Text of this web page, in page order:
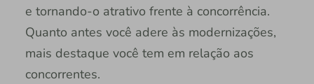
e tornando-o atrativo frente à concorrência.
Quanto antes você adere às modernizações,
mais destaque você tem em relação aos
concorrentes.